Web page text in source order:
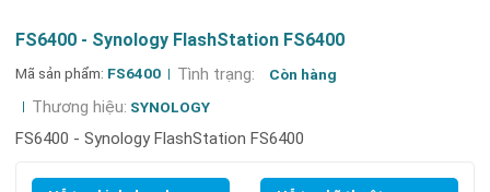
FS6400 - Synology FlashStation FS6400
Mã sản phẩm: FS6400 Tình trạng: Còn hàng
Thương hiệu: SYNOLOGY
FS6400 - Synology FlashStation FS6400